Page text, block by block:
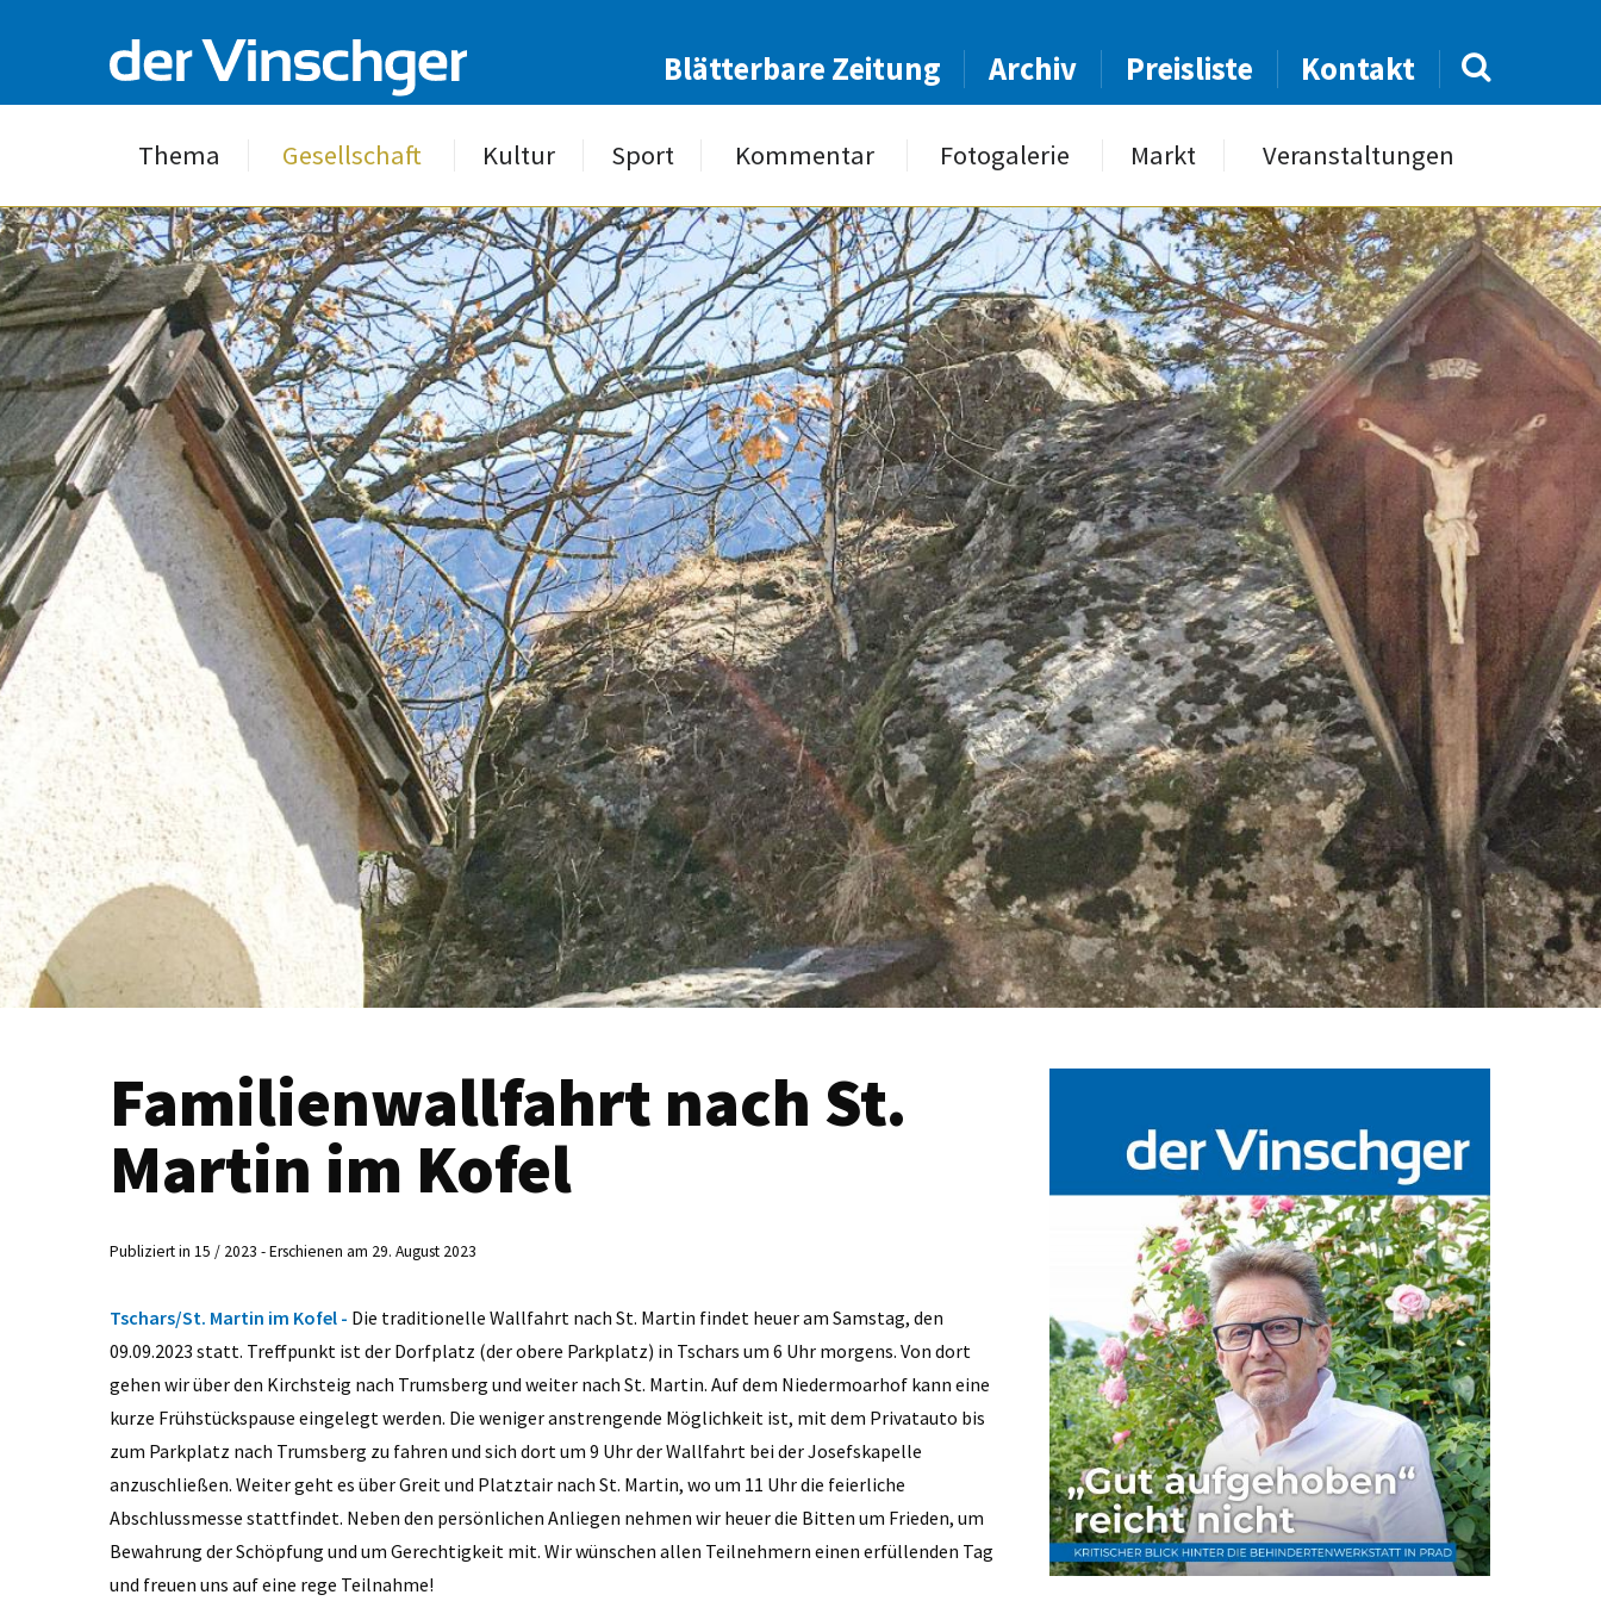
Blätterbare Zeitung Archiv Preisliste Kontakt
Thema Gesellschaft Kultur Sport Kommentar Fotogalerie Markt Veranstaltungen
Familienwallfahrt nach St.
Martin im Kofel
Publiziert in 15 / 2023 - Erschienen am 29. August 2023
Tschars/St. Martin im Kofel - Die traditionelle Wallfahrt nach St. Martin findet heuer am Samstag, den
09.09.2023 statt. Treffpunkt ist der Dorfplatz (der obere Parkplatz) in Tschars um 6 Uhr morgens. Von dort
gehen wir über den Kirchsteig nach Trumsberg und weiter nach St. Martin. Auf dem Niedermoarhof kann eine
kurze Frühstückspause eingelegt werden. Die weniger anstrengende Möglichkeit ist, mit dem Privatauto bis
zum Parkplatz nach Trumsberg zu fahren und sich dort um 9 Uhr der Wallfahrt bei der Josefskapelle
anzuschließen. Weiter geht es über Greit und Platztair nach St. Martin, wo um 11 Uhr die feierliche
Abschlussmesse stattfindet. Neben den persönlichen Anliegen nehmen wir heuer die Bitten um Frieden, um
Bewahrung der Schöpfung und um Gerechtigkeit mit. Wir wünschen allen Teilnehmern einen erfüllenden Tag
und freuen uns auf eine rege Teilnahme!